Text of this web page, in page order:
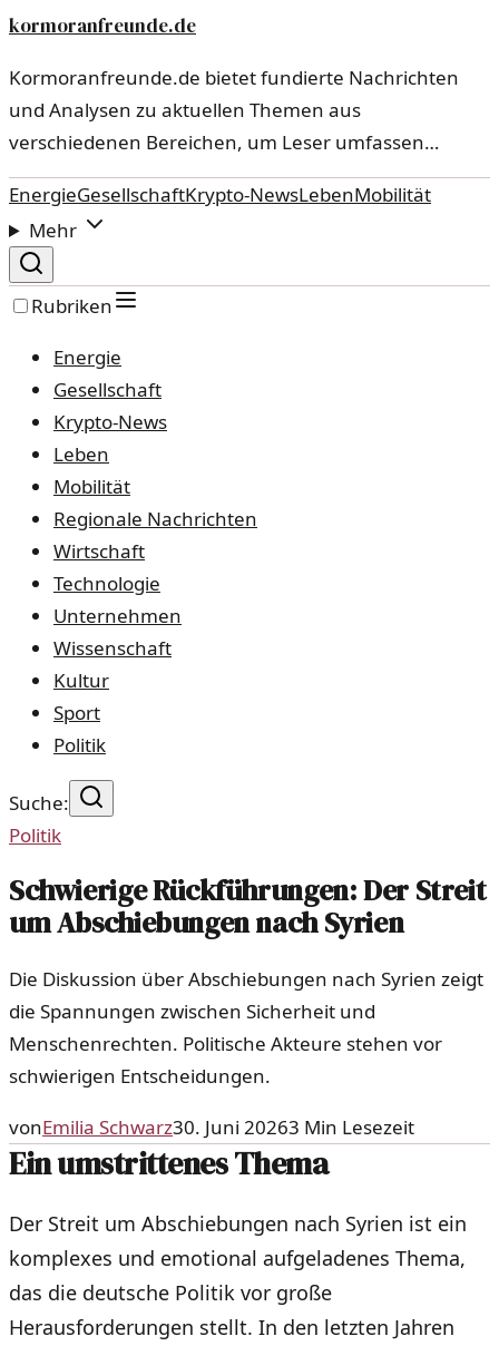
kormoranfreunde.de
Kormoranfreunde.de bietet fundierte Nachrichten
und Analysen zu aktuellen Themen aus
verschiedenen Bereichen, um Leser umfassen…
EnergieGesellschaftKrypto-NewsLebenMobilität
Mehr
Rubriken
Energie
Gesellschaft
Krypto-News
Leben
Mobilität
Regionale Nachrichten
Wirtschaft
Technologie
Unternehmen
Wissenschaft
Kultur
Sport
Politik
Suche:
Politik
Schwierige Rückführungen: Der Streit
um Abschiebungen nach Syrien
Die Diskussion über Abschiebungen nach Syrien zeigt
die Spannungen zwischen Sicherheit und
Menschenrechten. Politische Akteure stehen vor
schwierigen Entscheidungen.
vonEmilia Schwarz30. Juni 20263 Min Lesezeit
Ein umstrittenes Thema
Der Streit um Abschiebungen nach Syrien ist ein
komplexes und emotional aufgeladenes Thema,
das die deutsche Politik vor große
Herausforderungen stellt. In den letzten Jahren